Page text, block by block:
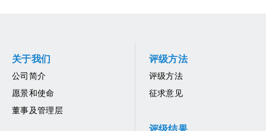
关于我们
公司简介
愿景和使命
董事及管理层
评级方法
评级方法
征求意见